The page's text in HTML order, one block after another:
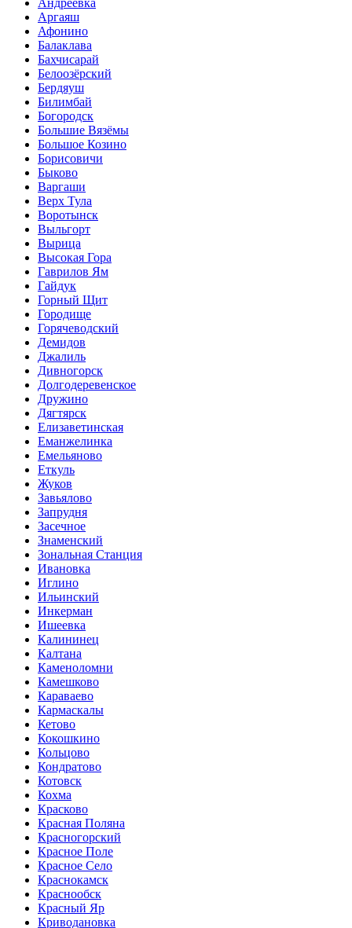
Аргаяш
Афонино
Балаклава
Бахчисарай
Белоозёрский
Бердяуш
Билимбай
Богородск
Большие Вязёмы
Большое Козино
Борисовичи
Быково
Варгаши
Верх Тула
Воротынск
Выльгорт
Вырица
Высокая Гора
Гаврилов Ям
Гайдук
Горный Щит
Городище
Горячеводский
Демидов
Джалиль
Дивногорск
Долгодеревенское
Дружино
Дягтярск
Елизаветинская
Еманжелинка
Емельяново
Еткуль
Жуков
Завьялово
Запрудня
Засечное
Знаменский
Зональная Станция
Ивановка
Иглино
Ильинский
Инкерман
Ишеевка
Калининец
Калтана
Каменоломни
Камешково
Караваево
Кармаскалы
Кетово
Кокошкино
Кольцово
Кондратово
Котовск
Кохма
Красково
Красная Поляна
Красногорский
Красное Поле
Красное Село
Краснокамск
Краснообск
Красный Яр
Криводановка